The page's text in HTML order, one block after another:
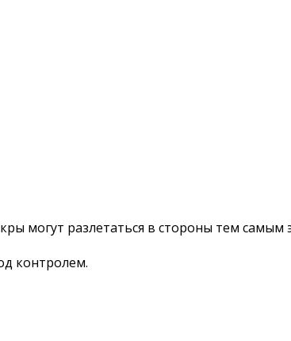
могут разлетаться в стороны тем самым
контролем.